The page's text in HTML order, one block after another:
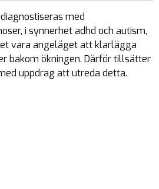
med
i synnerhet adhd och autism,
vara angeläget att klarlägga
bakom ökningen. Därför tillsätter
uppdrag att utreda detta.